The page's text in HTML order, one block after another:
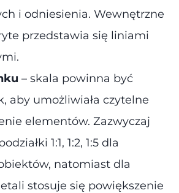
i odniesienia. Wewnętrzne
przedstawia się liniami
– skala powinna być
aby umożliwiała czytelne
elementów. Zazwyczaj
1:1, 1:2, 1:5 dla
natomiast dla
stosuje się powiększenie